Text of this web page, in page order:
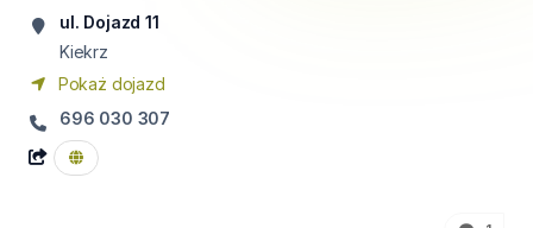
ul. Dojazd 11
Kiekrz
Pokaż dojazd
696 030 307